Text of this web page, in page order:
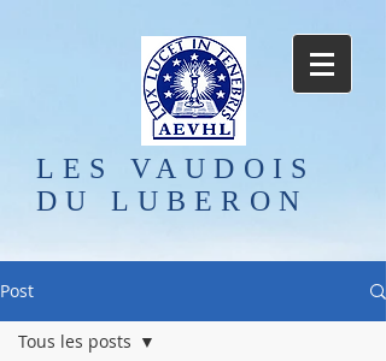
LES VAUDOIS
DU LUBERON
Post
Tous les posts